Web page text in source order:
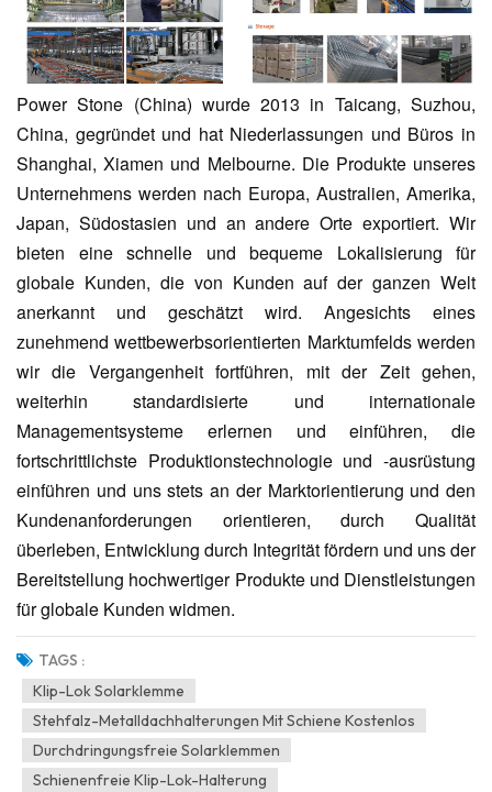
Power Stone (China) wurde 2013 in Taicang, Suzhou,
China, gegründet und hat Niederlassungen und Büros in
Shanghai, Xiamen und Melbourne. Die Produkte unseres
Unternehmens werden nach Europa, Australien, Amerika,
Japan, Südostasien und an andere Orte exportiert. Wir
bieten eine schnelle und bequeme Lokalisierung für
globale Kunden, die von Kunden auf der ganzen Welt
anerkannt und geschätzt wird. Angesichts eines
zunehmend wettbewerbsorientierten Marktumfelds werden
wir die Vergangenheit fortführen, mit der Zeit gehen,
weiterhin standardisierte und internationale
Managementsysteme erlernen und einführen, die
fortschrittlichste Produktionstechnologie und -ausrüstung
einführen und uns stets an der Marktorientierung und den
Kundenanforderungen orientieren, durch Qualität
überleben, Entwicklung durch Integrität fördern und uns der
Bereitstellung hochwertiger Produkte und Dienstleistungen
für globale Kunden widmen.
TAGS :
Klip-Lok Solarklemme
Stehfalz-Metalldachhalterungen Mit Schiene Kostenlos
Durchdringungsfreie Solarklemmen
Schienenfreie Klip-Lok-Halterung